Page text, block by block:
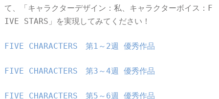
て、「キャラクターデザイン：私、キャラクターボイス：F
IVE STARS」を実現してみてください！
FIVE CHARACTERS 第1～2週 優秀作品
FIVE CHARACTERS 第3～4週 優秀作品
FIVE CHARACTERS 第5～6週 優秀作品